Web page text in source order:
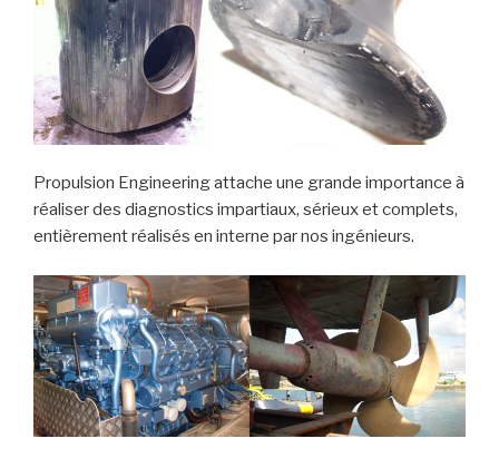
Propulsion Engineering attache une grande importance à
réaliser des diagnostics impartiaux, sérieux et complets,
entièrement réalisés en interne par nos ingénieurs.